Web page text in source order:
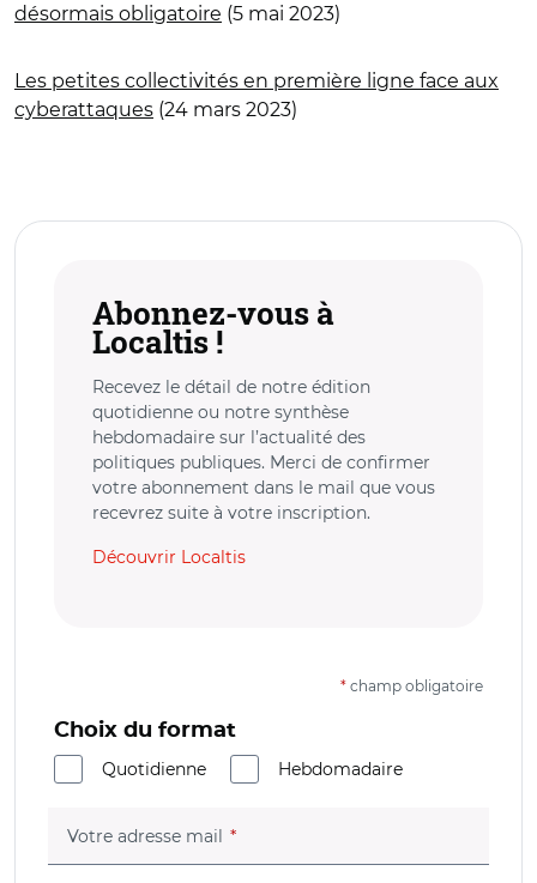
désormais obligatoire (5 mai 2023)
Les petites collectivités en première ligne face aux
cyberattaques (24 mars 2023)
Abonnez-vous à
Localtis !
Recevez le détail de notre édition
quotidienne ou notre synthèse
hebdomadaire sur l’actualité des
politiques publiques. Merci de confirmer
votre abonnement dans le mail que vous
recevrez suite à votre inscription.
Découvrir Localtis
* champ obligatoire
Choix du format
Quotidienne
Hebdomadaire
Votre adresse mail (champ obligatoire)